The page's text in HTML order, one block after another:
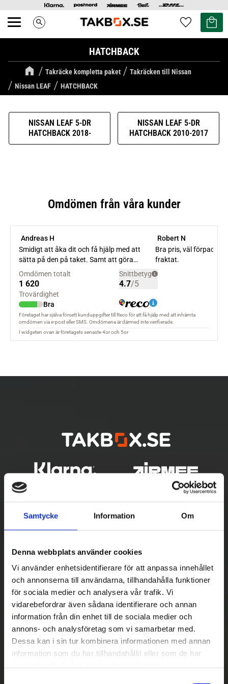
Samtycke Information Om
Denna webbplats använder cookies
Vi använder enhetsidentifierare för att anpassa innehållet
och annonserna till användarna, tillhandahålla funktioner
för sociala medier och analysera vår trafik. Vi
vidarebefordrar även sådana identifierare och annan
information från din enhet till de sociala medier och
annons- och analysföretag som vi samarbetar med.
Dessa kan i sin tur kombinera informationen med annan
information som du har tillhandahållit eller som de har
Meny search Favoriter
Kundvagn
HATCHBACK
Takräcke kompletta paket
Takräcken till Nissan
Nissan LEAF
HATCHBACK
NISSAN LEAF 5-DR
HATCHBACK 2018-
NISSAN LEAF 5-DR
HATCHBACK 2010-2017
Betala säkert
|| Välj ||
Snabba leveranser
||
Eller ||
Hämta på lagret med/utan montering